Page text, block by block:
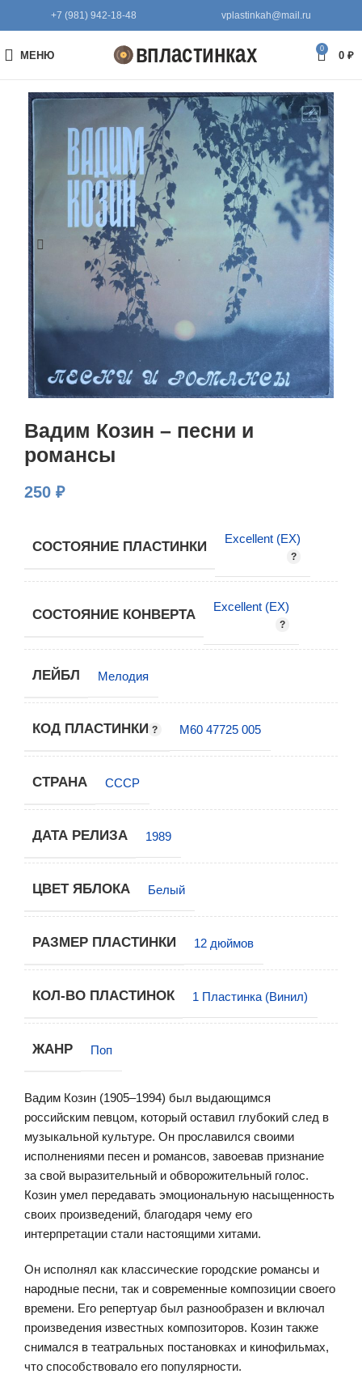
+7 (981) 942-18-48 vplastinkah@mail.ru
МЕНЮ
0
0 ₽
Вадим Козин – песни и
романсы
250 ₽
СОСТОЯНИЕ ПЛАСТИНКИ
Excellent (EX)
СОСТОЯНИЕ КОНВЕРТА
Excellent (EX)
ЛЕЙБЛ Мелодия
КОД ПЛАСТИНКИ М60 47725 005
СТРАНА СССР
ДАТА РЕЛИЗА 1989
ЦВЕТ ЯБЛОКА Белый
РАЗМЕР ПЛАСТИНКИ 12 дюймов
КОЛ-ВО ПЛАСТИНОК 1 Пластинка (Винил)
ЖАНР Поп
Вадим Козин (1905–1994) был выдающимся
российским певцом, который оставил глубокий след в
музыкальной культуре. Он прославился своими
исполнениями песен и романсов, завоевав признание
за свой выразительный и обворожительный голос.
Козин умел передавать эмоциональную насыщенность
своих произведений, благодаря чему его
интерпретации стали настоящими хитами.
Он исполнял как классические городские романсы и
народные песни, так и современные композиции своего
времени. Его репертуар был разнообразен и включал
произведения известных композиторов. Козин также
снимался в театральных постановках и кинофильмах,
что способствовало его популярности.